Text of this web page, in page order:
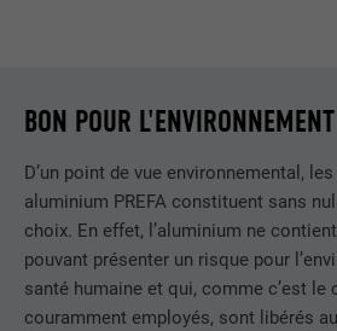
BON POUR L'ENVIRONNEMENT
D’un point de vue environnemental,
aluminium PREFA constituent sans
choix. En effet, l’aluminium ne
pouvant présenter un risque pour
santé humaine et qui, comme c’est le
couramment employés, sont libérés